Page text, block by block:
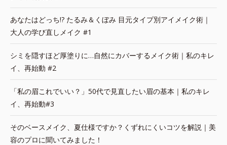
あなたはどっち!? たるみ＆くぼみ 目元タイプ別アイメイク術｜
大人の学び直しメイク #1
シミを隠すほど厚塗りに…自然にカバーするメイク術｜私のキレ
イ、再始動 #2
「私の眉これでいい？」50代で見直したい眉の基本｜私のキレ
イ、再始動#3
そのベースメイク、夏仕様ですか？くずれにくいコツを解説｜美
容のプロに聞いてみました！